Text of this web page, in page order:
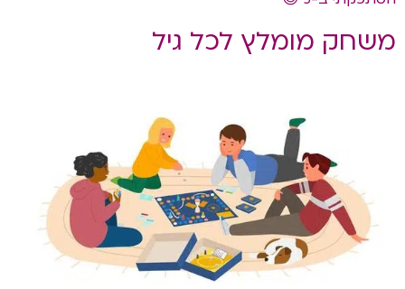
משחק מומלץ לכל גיל